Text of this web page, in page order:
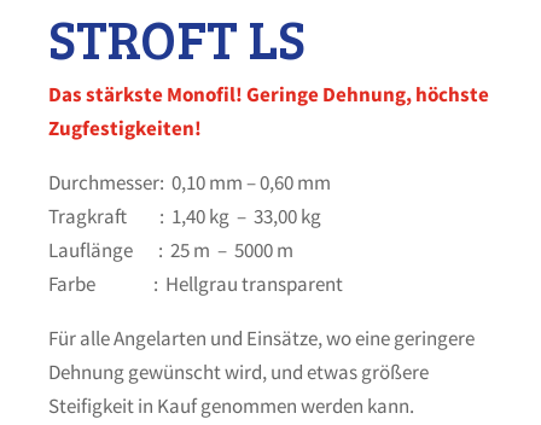
STROFT LS
Das stärkste Monofil! Geringe Dehnung, höchste
Zugfestigkeiten!
Durchmesser: 0,10 mm – 0,60 mm
Tragkraft : 1,40 kg – 33,00 kg
Lauflänge : 25 m – 5000 m
Farbe : Hellgrau transparent
Für alle Angelarten und Einsätze, wo eine geringere
Dehnung gewünscht wird, und etwas größere
Steifigkeit in Kauf genommen werden kann.